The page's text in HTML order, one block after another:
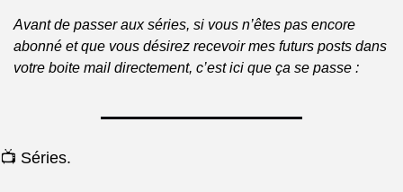
Avant de passer aux séries, si vous n’êtes pas encore
abonné et que vous désirez recevoir mes futurs posts dans
votre boite mail directement, c’est ici que ça se passe :
📺 Séries.